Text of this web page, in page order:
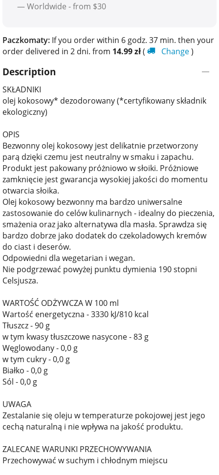
— Worldwide - from $30
Paczkomaty: If you order within 6 godz. 37 min. then your
order delivered in 2 dni. from 14.99zł( Change)
Description
SKŁADNIKI
olej kokosowy* dezodorowany (*certyfikowany składnik
ekologiczny)
OPIS
Bezwonny olej kokosowy jest delikatnie przetworzony
parą dzięki czemu jest neutralny w smaku i zapachu.
Produkt jest pakowany próżniowo w słoiki. Próżniowe
zamknięcie jest gwarancja wysokiej jakości do momentu
otwarcia słoika.
Olej kokosowy bezwonny ma bardzo uniwersalne
zastosowanie do celów kulinarnych - idealny do pieczenia,
smażenia oraz jako alternatywa dla masła. Sprawdza się
bardzo dobrze jako dodatek do czekoladowych kremów
do ciast i deserów.
Odpowiedni dla wegetarian i wegan.
Nie podgrzewać powyżej punktu dymienia 190 stopni
Celsjusza.
WARTOŚĆ ODŻYWCZA W 100 ml
Wartość energetyczna - 3330 kJ/810 kcal
Tłuszcz - 90 g
w tym kwasy tłuszczowe nasycone - 83 g
Węglowodany - 0,0 g
w tym cukry - 0,0 g
Białko - 0,0 g
Sól - 0,0 g
UWAGA
Zestalanie się oleju w temperaturze pokojowej jest jego
cechą naturalną i nie wpływa na jakość produktu.
ZALECANE WARUNKI PRZECHOWYWANIA
Przechowywać w suchym i chłodnym miejscu